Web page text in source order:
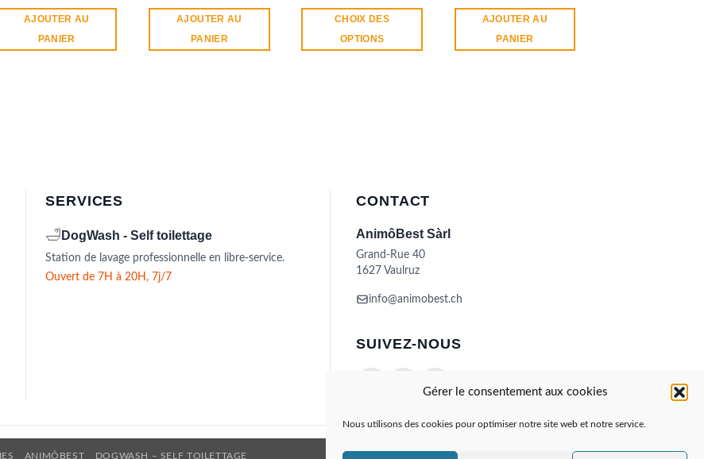
Gérer le consentement aux cookies
Nous utilisons des cookies pour optimiser notre site web et notre service.
AJOUTER AU
PANIER
AJOUTER AU
PANIER
prix :
CHF 7.00
CHF 18.00
CHOIX DES
OPTIONS
choisies
la
page
du
produit
AJOUTER AU
PANIER
SERVICES
🛁 DogWash - Self toilettage
Station de lavage professionnelle en libre-service.
Ouvert de 7H à 20H, 7j/7
CONTACT
AnimôBest Sàrl
Grand-Rue 40
1627 Vaulruz
info@animobest.ch
SUIVEZ-NOUS
ANIMÔBEST DOGWASH – SELF TOILETTAGE